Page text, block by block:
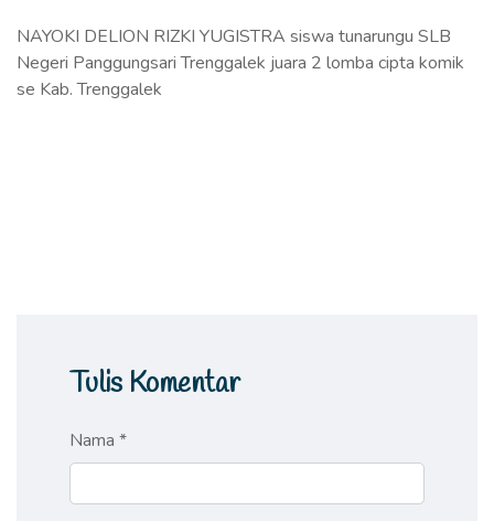
NAYOKI DELION RIZKI YUGISTRA siswa tunarungu SLB
Negeri Panggungsari Trenggalek juara 2 lomba cipta komik
se Kab. Trenggalek
Tulis Komentar
Nama *